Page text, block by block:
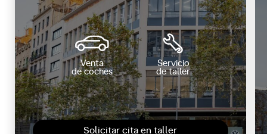
Solicitar cita en taller
Venta
de coches
Servicio
de taller